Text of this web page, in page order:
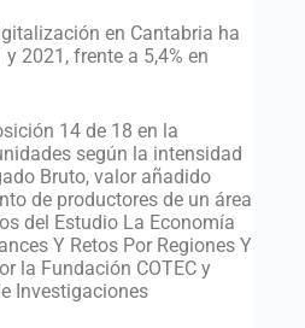
en Cantabria ha
2021, frente a 5,4% en
14 de 18 en la
según la intensidad
Bruto, valor añadido
de productores de un área
del Estudio La Economía
Y Retos Por Regiones Y
la Fundación COTEC y
Investigaciones